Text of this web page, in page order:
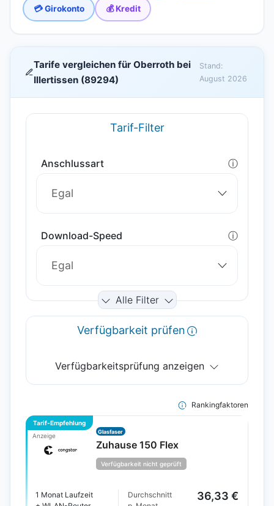
💳 Girokonto 💰 Kredit
Tarife vergleichen für Oberroth bei
Illertissen (89294)
Stand:
August 2026